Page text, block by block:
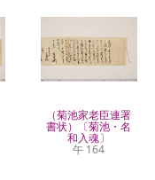
（菊池家老臣連署
書状）〔菊池・名
和入魂〕
午 164